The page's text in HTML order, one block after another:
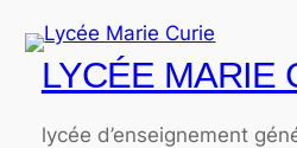
Aller
au
contenu
LYCÉE MARIE
lycée d’enseignement